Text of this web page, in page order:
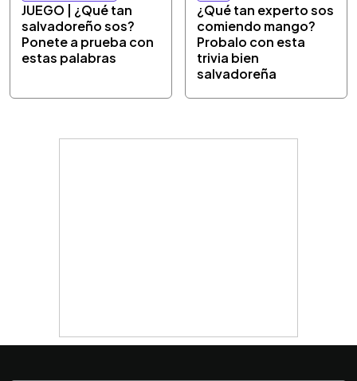
JUEGO | ¿Qué tan
salvadoreño sos?
Ponete a prueba con
estas palabras
¿Qué tan experto sos
comiendo mango?
Probalo con esta
trivia bien
salvadoreña